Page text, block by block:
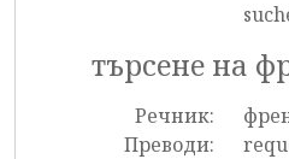
търсене на
Речник:
Преводи: